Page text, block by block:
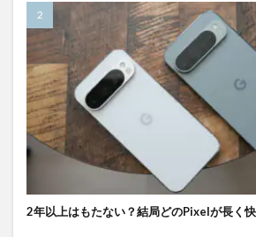
2年以上はもたない？結局どのPixelが長く